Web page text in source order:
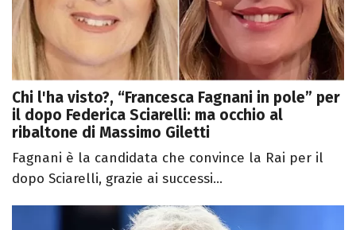
Chi l'ha visto?, “Francesca Fagnani in pole” per
il dopo Federica Sciarelli: ma occhio al
ribaltone di Massimo Giletti
Fagnani è la candidata che convince la Rai per il
dopo Sciarelli, grazie ai successi...